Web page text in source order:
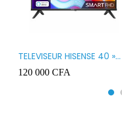
TELEVISEUR HISENSE 40 »
LED SMART VIDAA 40A4K
120 000 CFA